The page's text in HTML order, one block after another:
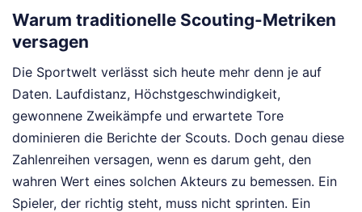
Warum traditionelle Scouting-Metriken
versagen
Die Sportwelt verlässt sich heute mehr denn je auf
Daten. Laufdistanz, Höchstgeschwindigkeit,
gewonnene Zweikämpfe und erwartete Tore
dominieren die Berichte der Scouts. Doch genau diese
Zahlenreihen versagen, wenn es darum geht, den
wahren Wert eines solchen Akteurs zu bemessen. Ein
Spieler, der richtig steht, muss nicht sprinten. Ein